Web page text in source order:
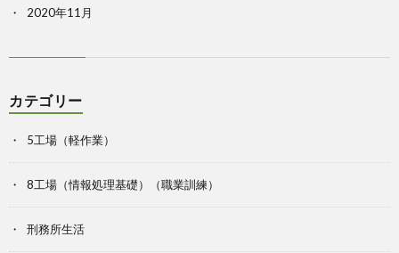
2020年11月
カテゴリー
5工場（軽作業）
8工場（情報処理基礎）（職業訓練）
刑務所生活